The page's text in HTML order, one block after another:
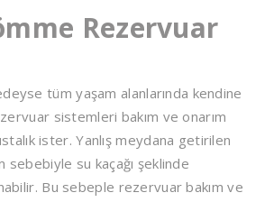
Rezervuar
tüm yaşam alanlarında kendine
sistemleri bakım ve onarım
ister. Yanlış meydana getirilen
sebebiyle su kaçağı şeklinde
Bu sebeple rezervuar bakım ve